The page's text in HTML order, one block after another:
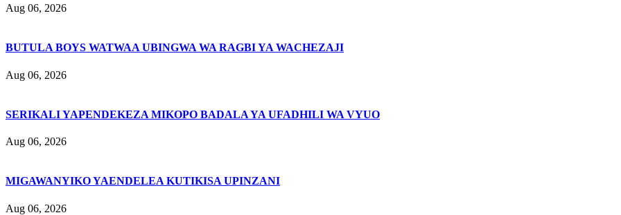
Aug 06, 2026
BUTULA BOYS WATWAA UBINGWA WA RAGBI YA WACHEZAJI
Aug 06, 2026
SERIKALI YAPENDEKEZA MIKOPO BADALA YA UFADHILI WA VYUO
Aug 06, 2026
MIGAWANYIKO YAENDELEA KUTIKISA UPINZANI
Aug 06, 2026